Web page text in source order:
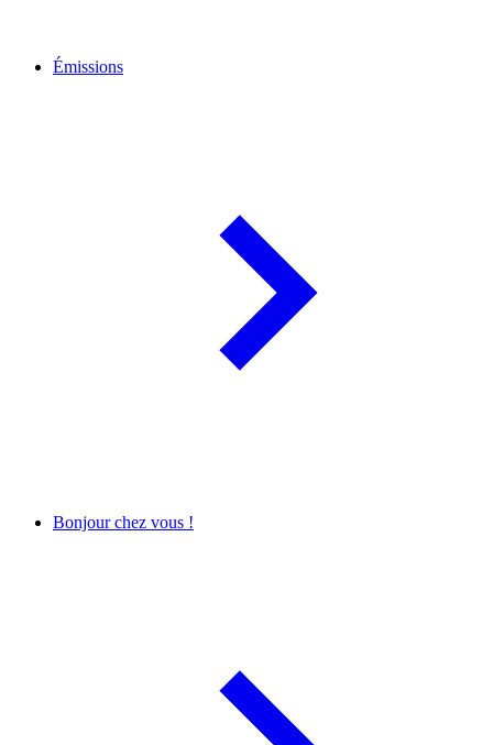
Émissions
Bonjour chez vous !